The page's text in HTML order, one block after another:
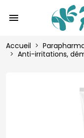
menu
Accueil
Anti-irritations,